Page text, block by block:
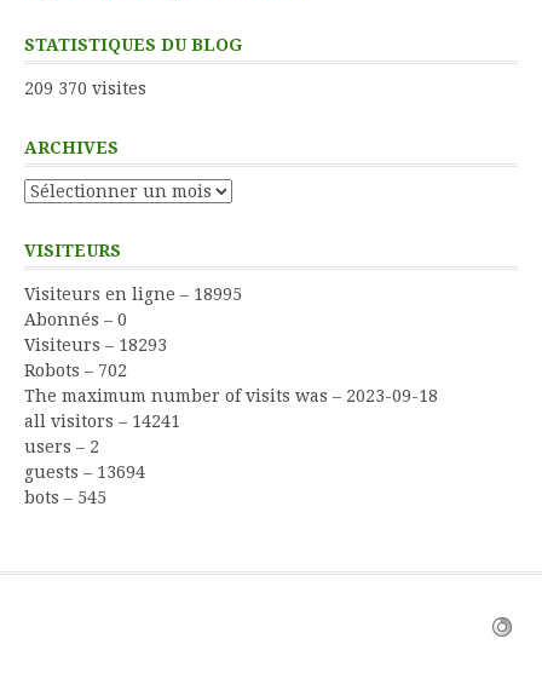
STATISTIQUES DU BLOG
209 370 visites
ARCHIVES
Archives
VISITEURS
Visiteurs en ligne – 18995
Abonnés – 0
Visiteurs – 18293
Robots – 702
The maximum number of visits was – 2023-09-18
all visitors – 14241
users – 2
guests – 13694
bots – 545